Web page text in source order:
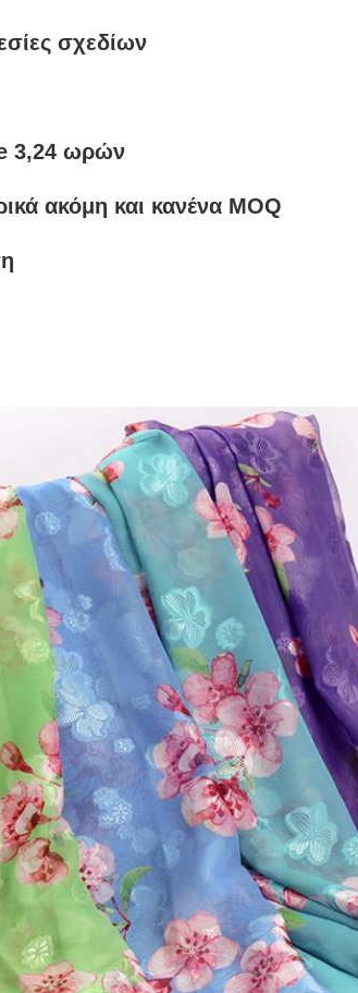
σχεδίων
3,24 ωρών
ακόμη και κανένα MOQ